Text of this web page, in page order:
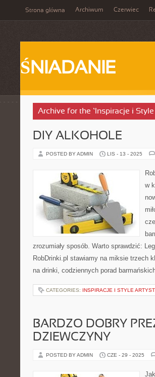
Strona główna Archiwum Czerwiec
ŚNIADANIE
Archive for the ‘Inspiracje i
DIY ALKOHOLE
POSTED BY ADMIN LIS - 13 - 2025
w
zrozumiały sposób. Warto sprawdzić:
RobDrinki.pl stawiamy na miksie trzech
na drinki, codziennych porad
CATEGORIES: INSPIRACJE I STYLE
BARDZO DOBRY
DZIEWCZYNY
POSTED BY ADMIN CZE - 29 - 2025